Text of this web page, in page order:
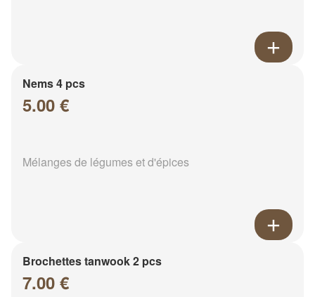
Nems 4 pcs
5.00 €
Mélanges de légumes et d'épices
Brochettes tanwook 2 pcs
7.00 €